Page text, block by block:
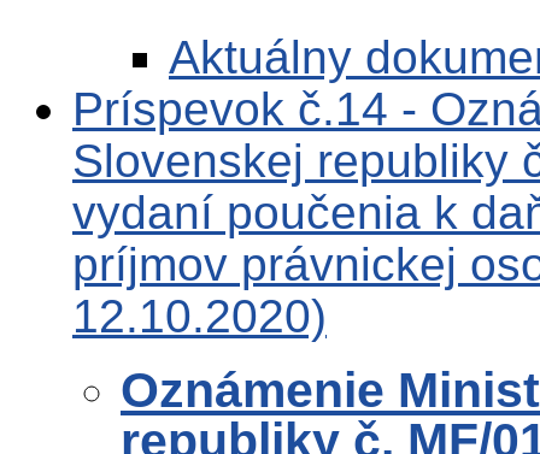
Aktuálny
Príspevok č.14 -
Slovenskej republiky
vydaní poučenia k
príjmov právnickej
12.10.2020)
Oznámenie
republiky č. MF/